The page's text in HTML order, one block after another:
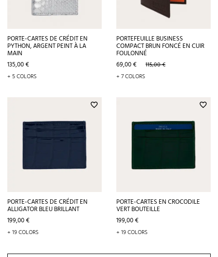
PORTE-CARTES DE CRÉDIT EN
PYTHON, ARGENT PEINT À LA
MAIN
Prix
135,00 €
+ 5 COLORS
PORTEFEUILLE BUSINESS
COMPACT BRUN FONCÉ EN CUIR
FOULONNÉ
Prix
69,00 € Prix
base
115,00 €
+ 7 COLORS
favorite_border
PORTE-CARTES DE CRÉDIT EN
ALLIGATOR BLEU BRILLANT
Prix
199,00 €
+ 19 COLORS
favorite_border
PORTE-CARTES EN CROCODILE
VERT BOUTEILLE
Prix
199,00 €
+ 19 COLORS